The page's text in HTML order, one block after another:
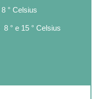
8 ° Celsius
8 ° e 15 ° Celsius